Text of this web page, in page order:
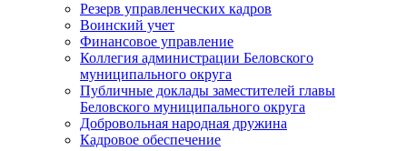
Резерв управленческих кадров
Воинский учет
Финансовое управление
Коллегия администрации Беловского
муниципального округа
Публичные доклады заместителей главы
Беловского муниципального округа
Добровольная народная дружина
Кадровое обеспечение